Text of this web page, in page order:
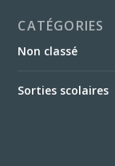
CATÉGORIES
Non classé
Sorties scolaires